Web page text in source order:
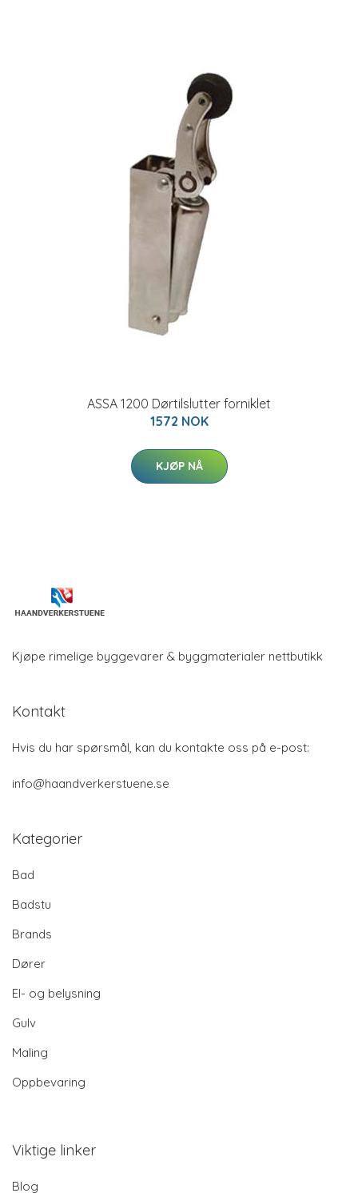
ASSA 1200 Dørtilslutter forniklet
1572 NOK
KJØP NÅ
Kjøpe rimelige byggevarer & byggmaterialer nettbutikk
Kontakt
Hvis du har spørsmål, kan du kontakte oss på e-post:
info@haandverkerstuene.se
Kategorier
Bad
Badstu
Brands
Dører
El- og belysning
Gulv
Maling
Oppbevaring
Viktige linker
Blog